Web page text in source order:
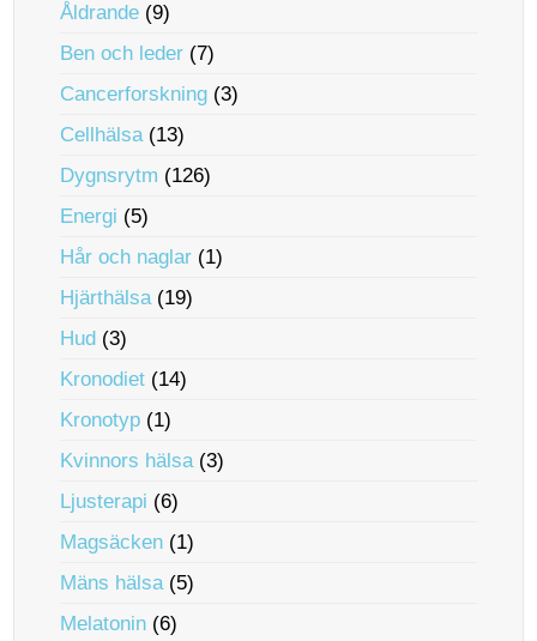
Åldrande (9)
Ben och leder (7)
Cancerforskning (3)
Cellhälsa(13)
Dygnsrytm (126)
Energi (5)
Hår och naglar (1)
Hjärthälsa(19)
Hud (3)
Kronodiet (14)
Kronotyp (1)
Kvinnors hälsa(3)
Ljusterapi (6)
Magsäcken (1)
Mäns hälsa(5)
Melatonin (6)